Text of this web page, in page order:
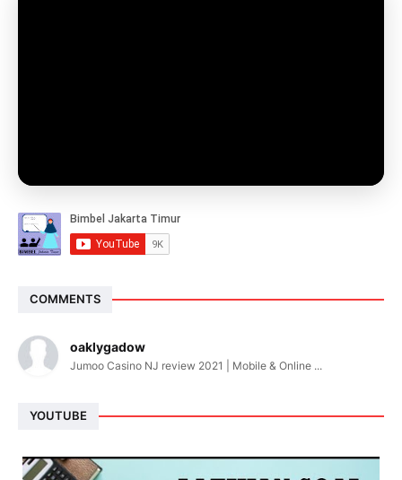
COMMENTS
oaklygadow
Jumoo Casino NJ review 2021 | Mobile & Online ...
YOUTUBE